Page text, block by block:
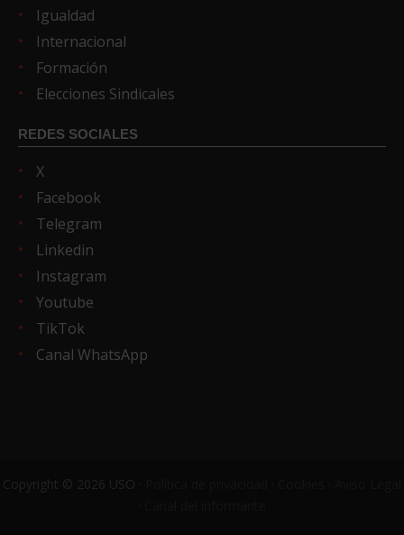
Igualdad
Internacional
Formación
Elecciones Sindicales
REDES SOCIALES
X
Facebook
Telegram
Linkedin
Instagram
Youtube
TikTok
Canal WhatsApp
Copyright © 2026 USO ·